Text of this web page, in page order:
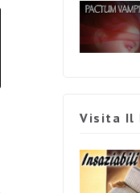
Visita Il